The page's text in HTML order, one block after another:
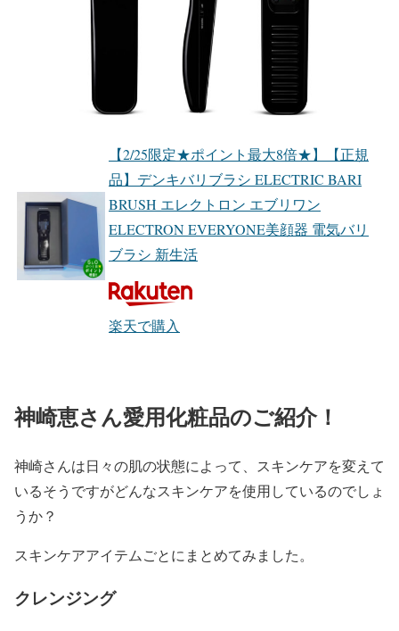
【2/25限定★ポイント最大8倍★】【正規
品】デンキバリブラシ ELECTRIC BARI
BRUSH エレクトロン エブリワン
ELECTRON EVERYONE美顔器 電気バリ
ブラシ 新生活
楽天で購入
神崎恵さん愛用化粧品のご紹介！
神崎さんは日々の肌の状態によって、スキンケアを変えて
いるそうですがどんなスキンケアを使用しているのでしょ
うか？
スキンケアアイテムごとにまとめてみました。
クレンジング